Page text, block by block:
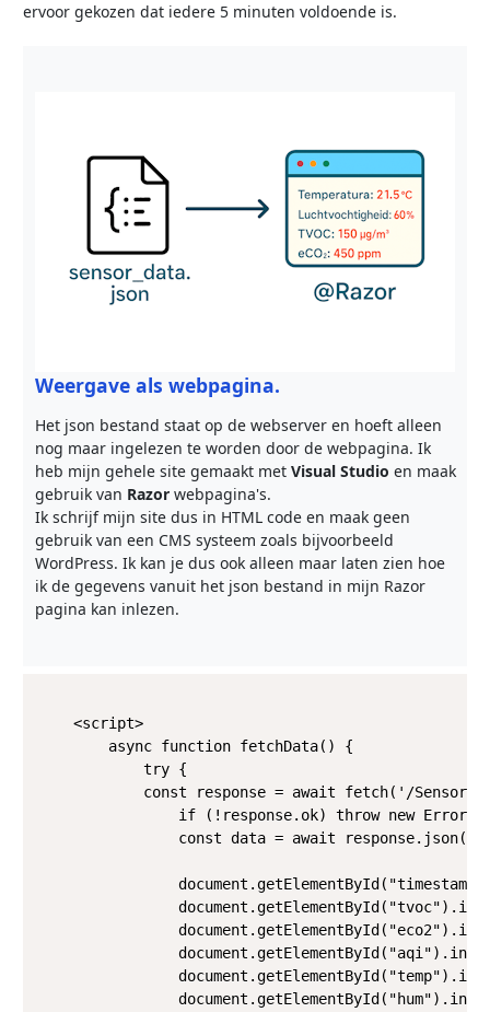
ervoor gekozen dat iedere 5 minuten voldoende is.
Weergave als webpagina.
Het json bestand staat op de webserver en hoeft alleen
nog maar ingelezen te worden door de webpagina. Ik
heb mijn gehele site gemaakt met Visual Studio en maak
gebruik van Razorwebpagina's.
Ik schrijf mijn site dus in HTML code en maak geen
gebruik van een CMS systeem zoals bijvoorbeeld
WordPress. Ik kan je dus ook alleen maar laten zien hoe
ik de gegevens vanuit het json bestand in mijn Razor
pagina kan inlezen.
    <script>
        async function fetchData() {
            try {
const response = await fetch('/
if (!response.ok) throw new
                const data = await response.json();